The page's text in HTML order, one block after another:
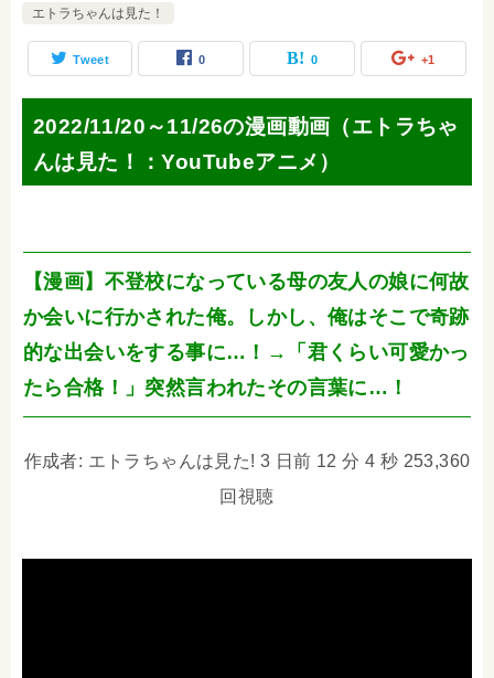
エトラちゃんは見た！
Tweet 0 0 +1
2022/11/20～11/26の漫画動画（エトラちゃ
んは見た！：YouTubeアニメ）
【漫画】不登校になっている母の友人の娘に何故
か会いに行かされた俺。しかし、俺はそこで奇跡
的な出会いをする事に…！→「君くらい可愛かっ
たら合格！」突然言われたその言葉に…！
作成者: エトラちゃんは見た! 3 日前 12 分 4 秒 253,360
回視聴